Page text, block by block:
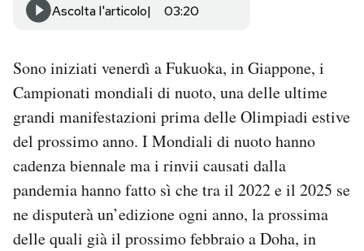
SHOP
CALENDARIO
AREA PERSONALE
Area Personale
Notifiche mobile
Regala il Post
Hai bisogno di aiuto?
Ascolta l'articolo 03:20
Sono iniziati venerdì a Fukuoka, in Giappone, i
Campionati mondiali di nuoto, una delle ultime
grandi manifestazioni prima delle Olimpiadi estive
del prossimo anno. I Mondiali di nuoto hanno
cadenza biennale ma i rinvii causati dalla
pandemia hanno fatto sì che tra il 2022 e il 2025 se
ne disputerà un’edizione ogni anno, la prossima
delle quali già il prossimo febbraio a Doha, in